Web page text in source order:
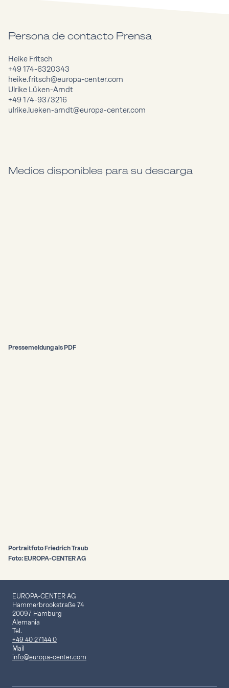
Persona de contacto Prensa
Heike Fritsch
+49 174-6320343
heike.fritsch@europa-center.com
Ulrike Lüken-Arndt
+49 174-9373216
ulrike.lueken-arndt@europa-center.com
Medios disponibles para su descarga
Pressemeldung als PDF
Portraitfoto Friedrich Traub
Foto: EUROPA-CENTER AG
EUROPA-CENTER AG
Hammerbrookstraße 74
20097 Hamburg
Alemania
Tel.
+49 40 27144 0
Mail
info@europa-center.com